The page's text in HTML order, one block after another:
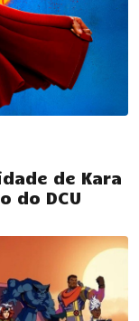
de Kara
do DCU